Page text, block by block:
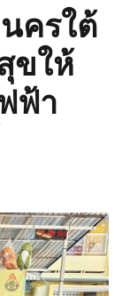
ครใต้
ขให้
ฟ้า